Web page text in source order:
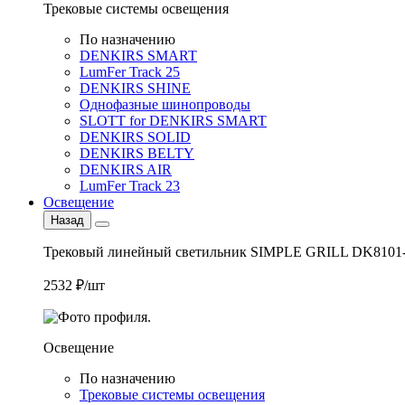
Трековые системы освещения
По назначению
DENKIRS SMART
LumFer Track 25
DENKIRS SHINE
Однофазные шинопроводы
SLOTT for DENKIRS SMART
DENKIRS SOLID
DENKIRS BELTY
DENKIRS AIR
LumFer Track 23
Освещение
Назад
Трековый линейный светильник SIMPLE GRILL
2532 ₽/шт
Освещение
По назначению
Трековые системы освещения